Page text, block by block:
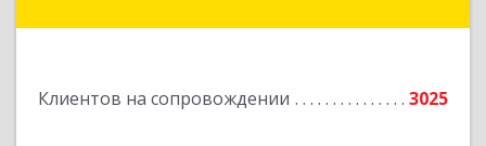
Клиентов на сопровождении 3025
Подробнее